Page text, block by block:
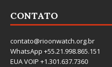
CONTATO
contato@rioonwatch.org.br
WhatsApp +55.21.998.865.151
EUA VOIP +1.301.637.7360